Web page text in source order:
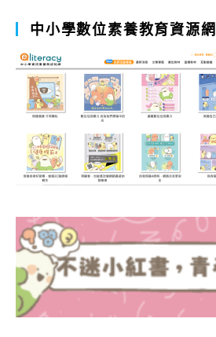
中小學數位素養教育資源網